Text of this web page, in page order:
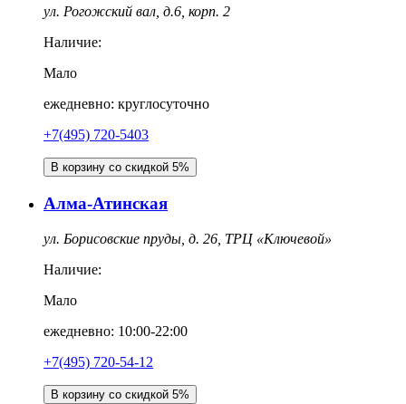
ул. Рогожский вал, д.6, корп. 2
Наличие:
Мало
ежедневно: круглосуточно
+7(495) 720-5403
В корзину со скидкой 5%
Алма-Атинская
ул. Борисовские пруды, д. 26, ТРЦ «Ключевой»
Наличие:
Мало
ежедневно: 10:00-22:00
+7(495) 720-54-12
В корзину со скидкой 5%